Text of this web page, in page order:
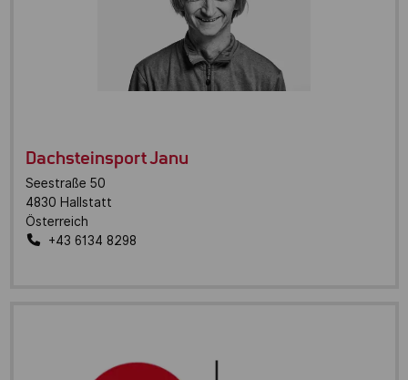
Dachsteinsport Janu
Seestraße 50
4830 Hallstatt
Österreich
+43 6134 8298